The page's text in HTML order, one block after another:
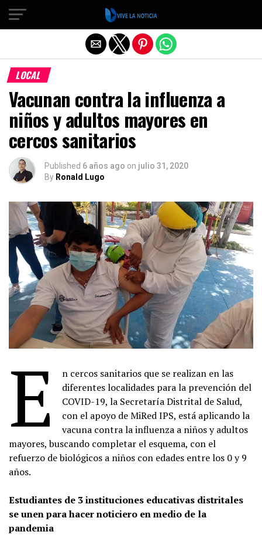
LOCAL
Vacunan contra la influenza a
niños y adultos mayores en
cercos sanitarios
Published 6 años ago on julio 31, 2020
By Ronald Lugo
E
n cercos sanitarios que se realizan en las
diferentes localidades para la prevención del
COVID-19, la Secretaría Distrital de Salud,
con el apoyo de MiRed IPS, está aplicando la
vacuna contra la influenza a niños y adultos
mayores, buscando completar el esquema, con el
refuerzo de biológicos a niños con edades entre los 0 y 9
años.
Estudiantes de 3 instituciones educativas distritales
se unen para hacer noticiero en medio de la
pandemia
Salir de la versión móvil